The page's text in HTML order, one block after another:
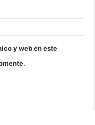
y web en este